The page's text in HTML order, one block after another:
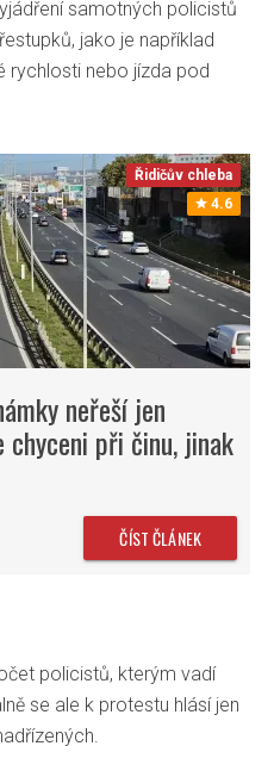
samotných policistů
jako je například
rychlosti nebo jízda pod
Řidičův chleba
4.6
neřeší jen
při činu, jinak
ČÍST ČLÁNEK
policistů, kterým vadí
se ale k protestu hlásí jen